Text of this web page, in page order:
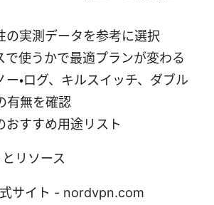
の実測データを参考に選択
で使うかで最適プランが変わる
・ログ、キルスイッチ、ダブル
有無を確認
おすすめ用途リスト
リソース
サイト - nordvpn.com